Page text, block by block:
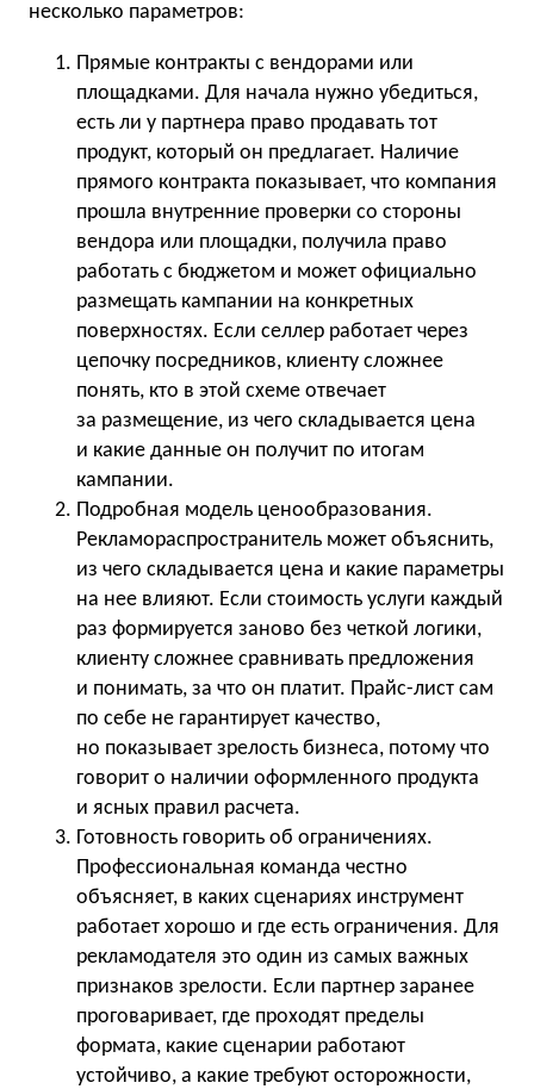
несколько параметров:
Прямые контракты с вендорами или
площадками. Для начала нужно убедиться,
есть ли у партнера право продавать тот
продукт, который он предлагает. Наличие
прямого контракта показывает, что компания
прошла внутренние проверки со стороны
вендора или площадки, получила право
работать с бюджетом и может официально
размещать кампании на конкретных
поверхностях. Если селлер работает через
цепочку посредников, клиенту сложнее
понять, кто в этой схеме отвечает
за размещение, из чего складывается цена
и какие данные он получит по итогам
кампании.
Подробная модель ценообразования.
Рекламораспространитель может объяснить,
из чего складывается цена и какие параметры
на нее влияют. Если стоимость услуги каждый
раз формируется заново без четкой логики,
клиенту сложнее сравнивать предложения
и понимать, за что он платит. Прайс-лист сам
по себе не гарантирует качество,
но показывает зрелость бизнеса, потому что
говорит о наличии оформленного продукта
и ясных правил расчета.
Готовность говорить об ограничениях.
Профессиональная команда честно
объясняет, в каких сценариях инструмент
работает хорошо и где есть ограничения. Для
рекламодателя это один из самых важных
признаков зрелости. Если партнер заранее
проговаривает, где проходят пределы
формата, какие сценарии работают
устойчиво, а какие требуют осторожности,